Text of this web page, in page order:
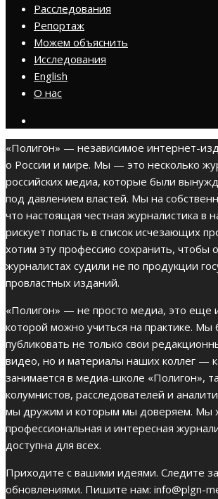
Расследования
Репортаж
Можем объяснить
Исследования
English
О нас
«Полигон» — независимое интернет-
о России и мире. Мы — это несколько
российских медиа, которые были
под давлением властей. Мы на
что настоящая честная журналистика в
рискует попасть в список исчезающих
хотим эту профессию сохранить, чтобы
журналистах судили не по продукции
провластных изданий.
«Полигон» — не просто медиа, это еще
которой можно учиться на практике. Мы
публиковать не только свои
видео, но и материалы наших коллег —
занимается в медиа-школе «Полигон»,
колумнистов, расследователей и
мы дружим и которым мы доверяем. Мы
профессиональная и интересная
доступна для всех.
Приходите с вашими идеями. Следите
обновлениями. Пишите нам: info@plgn-